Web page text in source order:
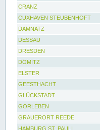
CRANZ
CUXHAVEN STEUBENHÖFT
DAMNATZ
DESSAU
DRESDEN
DÖMITZ
ELSTER
GEESTHACHT
GLÜCKSTADT
GORLEBEN
GRAUERORT REEDE
HAMBURG ST. PAULI